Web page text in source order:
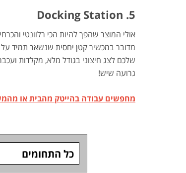
5. Docking Station
אולי המוצר שהפך להיות הכי רלוונטי
מדובר במכשיר קטן יחסית שנשאר תמיד
שלכם לצג חיצוני בגודל מלא, מקלדות
גרועה שיש!
מחפשים עבודה בהייטק מהבית או
כל התחומים